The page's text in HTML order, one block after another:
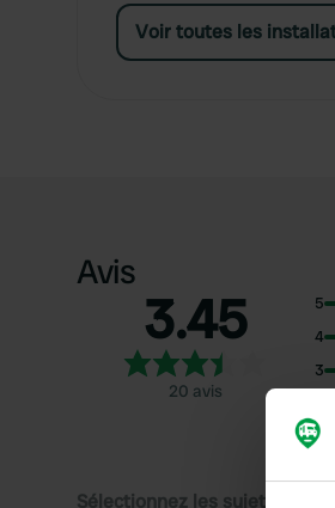
Voir toutes les
Avis
3.45
20 avis
5
4
3
1
Sélectionnez les sujets pour